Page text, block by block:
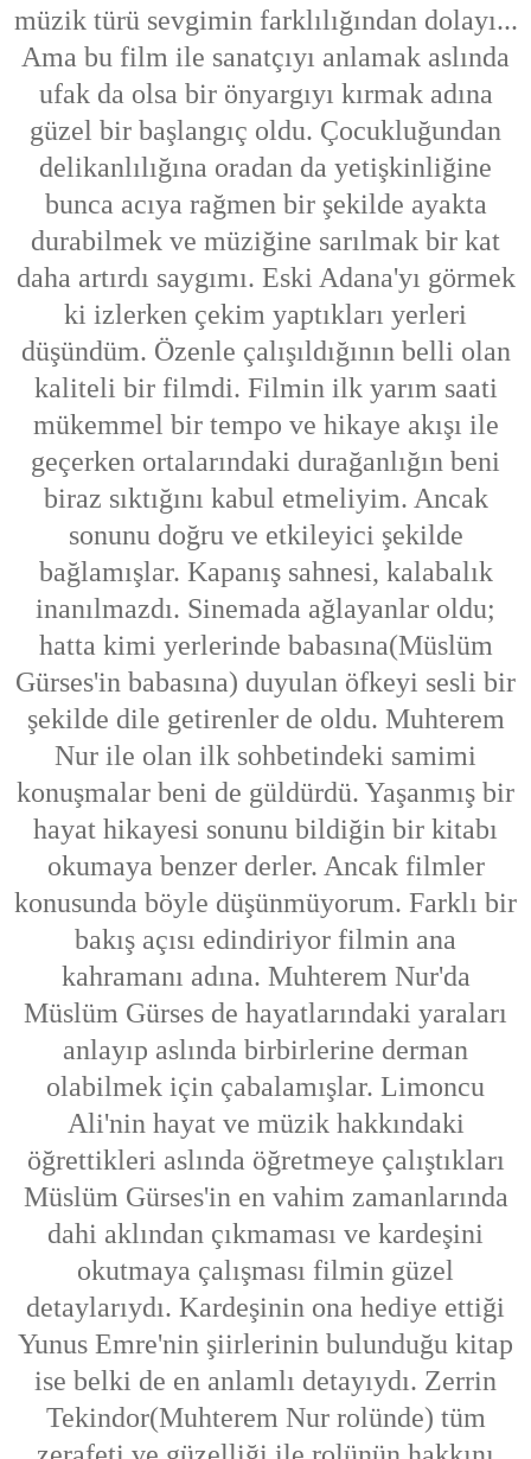
müzik türü sevgimin farklılığından dolayı...
Ama bu film ile sanatçıyı anlamak aslında
ufak da olsa bir önyargıyı kırmak adına
güzel bir başlangıç oldu. Çocukluğundan
delikanlılığına oradan da yetişkinliğine
bunca acıya rağmen bir şekilde ayakta
durabilmek ve müziğine sarılmak bir kat
daha artırdı saygımı. Eski Adana'yı görmek
ki izlerken çekim yaptıkları yerleri
düşündüm. Özenle çalışıldığının belli olan
kaliteli bir filmdi. Filmin ilk yarım saati
mükemmel bir tempo ve hikaye akışı ile
geçerken ortalarındaki durağanlığın beni
biraz sıktığını kabul etmeliyim. Ancak
sonunu doğru ve etkileyici şekilde
bağlamışlar. Kapanış sahnesi, kalabalık
inanılmazdı. Sinemada ağlayanlar oldu;
hatta kimi yerlerinde babasına(Müslüm
Gürses'in babasına) duyulan öfkeyi sesli bir
şekilde dile getirenler de oldu. Muhterem
Nur ile olan ilk sohbetindeki samimi
konuşmalar beni de güldürdü. Yaşanmış bir
hayat hikayesi sonunu bildiğin bir kitabı
okumaya benzer derler. Ancak filmler
konusunda böyle düşünmüyorum. Farklı bir
bakış açısı edindiriyor filmin ana
kahramanı adına. Muhterem Nur'da
Müslüm Gürses de hayatlarındaki yaraları
anlayıp aslında birbirlerine derman
olabilmek için çabalamışlar. Limoncu
Ali'nin hayat ve müzik hakkındaki
öğrettikleri aslında öğretmeye çalıştıkları
Müslüm Gürses'in en vahim zamanlarında
dahi aklından çıkmaması ve kardeşini
okutmaya çalışması filmin güzel
detaylarıydı. Kardeşinin ona hediye ettiği
Yunus Emre'nin şiirlerinin bulunduğu kitap
ise belki de en anlamlı detayıydı. Zerrin
Tekindor(Muhterem Nur rolünde) tüm